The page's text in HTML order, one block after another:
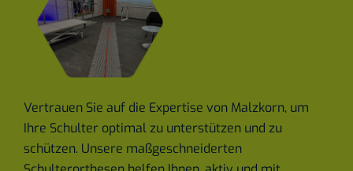
Vertrauen Sie auf die Expertise von Malzkorn, um
Ihre Schulter optimal zu unterstützen und zu
schützen. Unsere maßgeschneiderten